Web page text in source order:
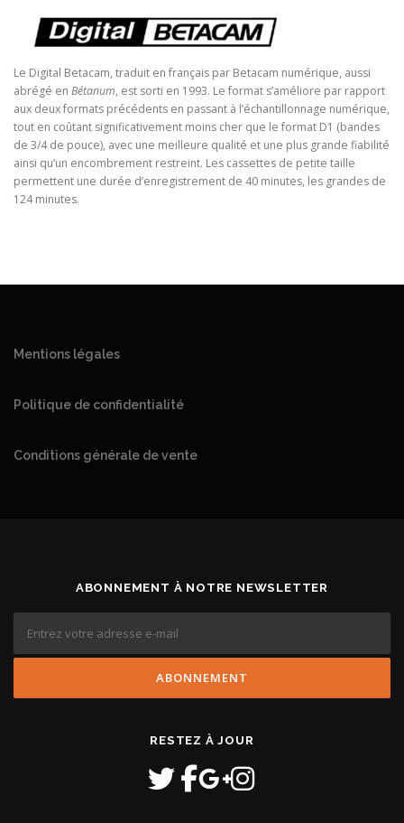
Le Digital Betacam, traduit en français par Betacam numérique, aussi
abrégé en Bétanum, est sorti en 1993. Le format s’améliore par rapport
aux deux formats précédents en passant à l’échantillonnage numérique,
tout en coûtant significativement moins cher que le format D1 (bandes
de 3/4 de pouce), avec une meilleure qualité et une plus grande fiabilité
ainsi qu’un encombrement restreint. Les cassettes de petite taille
permettent une durée d’enregistrement de 40 minutes, les grandes de
124 minutes.
Mentions légales
Politique de confidentialité
Conditions générale de vente
ABONNEMENT À NOTRE NEWSLETTER
RESTEZ À JOUR